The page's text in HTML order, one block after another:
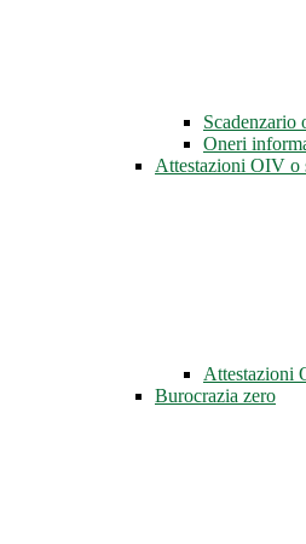
Scadenzario
Oneri
Attestazioni OIV o
Attestazioni
Burocrazia zero